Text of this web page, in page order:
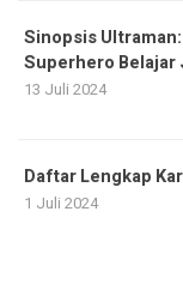
Sinopsis
Superhero Belajar
13 Juli 2024
Daftar Lengkap
1 Juli 2024